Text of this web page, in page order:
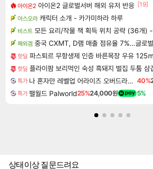
아이온2 아이온2 글로벌서버 해외 유저 반응 [19]
아스오라 캐릭터 소개 - 카가미하라 하루
비스트 모든 요리/작물 책 획득 위치 공략 (36개) -
해외겜 중국 CXMT, D램 매출 점유율 7%…글로
핫딜 파스퇴르 무항생제 인증 바른목장 우유
핫딜 플라이팜 보리먹인 숙성 흑돼지 벌집 두툼
특가 나 혼자만 레벨업 어라이즈 오버드라이브 Solo Leveling Arise 40%
특가 팰월드 Palworld25%24,000원 5%
상태이상 질문드려요